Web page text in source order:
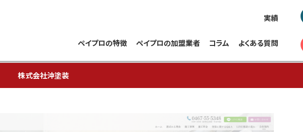
実績
ペイプロの特徴 ペイプロの加盟業者 コラム よくある質問
株式会社沖塗装